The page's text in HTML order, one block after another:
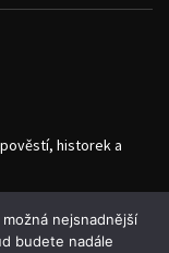
historek a
nejsnadnější
budete nadále